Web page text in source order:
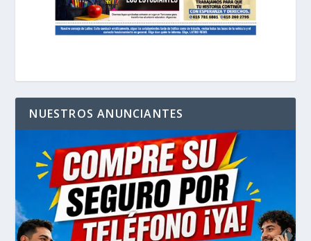
NUESTROS ANUNCIANTES